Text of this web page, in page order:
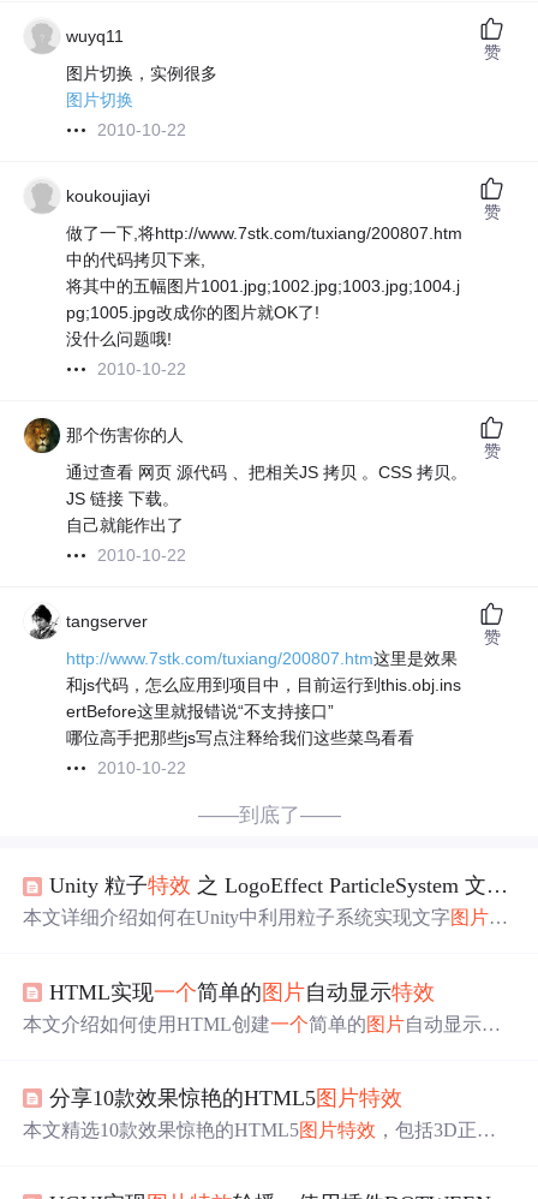
wuyq11
图片切换，实例很多
图片切换
2010-10-22
赞
koukoujiayi
做了一下,将http://www.7stk.com/tuxiang/200807.htm
中的代码拷贝下来,
将其中的五幅图片1001.jpg;1002.jpg;1003.jpg;1004.j
pg;1005.jpg改成你的图片就OK了!
没什么问题哦!
2010-10-22
赞
那个伤害你的人
通过查看 网页 源代码 、把相关JS 拷贝 。CSS 拷贝。
JS 链接 下载。
自己就能作出了
2010-10-22
赞
tangserver
http://www.7stk.com/tuxiang/200807.htm这里是效果
和js代码，怎么应用到项目中，目前运行到this.obj.ins
ertBefore这里就报错说“不支持接口”
哪位高手把那些js写点注释给我们这些菜鸟看看
2010-10-22
赞
——到底了——
Unity 粒子特效 之 LogoEffect ParticleSystem 文字
本文详细介绍如何在Unity中利用粒子系统实现文字图片Lo
HTML实现一个简单的图片自动显示特效
本文介绍如何使用HTML创建一个简单的图片自动显示特
分享10款效果惊艳的HTML5图片特效
本文精选10款效果惊艳的HTML5图片特效 ，包括3D正方